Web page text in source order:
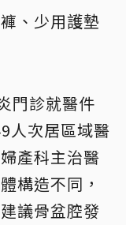
、少用護墊
門診就醫件
人次居區域醫
產科主治醫
構造不同，
議骨盆腔發